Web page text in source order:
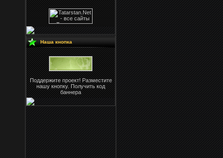
Наша кнопка
Поддержите проект! Разместите
нашу кнопку. Получить код
баннера